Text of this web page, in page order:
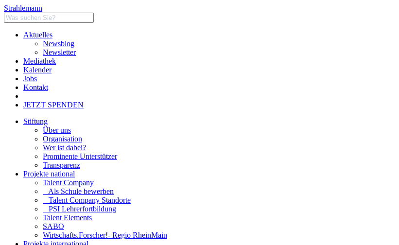
Strahlemann
Aktuelles
Newsblog
Newsletter
Mediathek
Kalender
Jobs
Kontakt
JETZT SPENDEN
Stiftung
Über uns
Organisation
Wer ist dabei?
Prominente Unterstützer
Transparenz
Projekte national
Talent Company
Als Schule bewerben
Talent Company Standorte
PSI Lehrerfortbildung
Talent Elements
SABO
Wirtschafts.Forscher!- Regio RheinMain